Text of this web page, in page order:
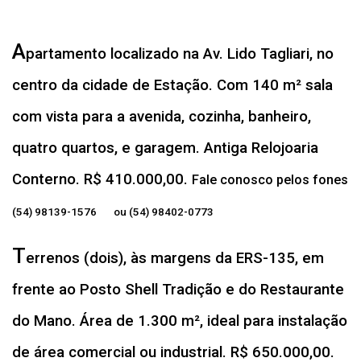
Apartamento localizado na Av. Lido Tagliari, no
centro da cidade de Estação. Com 140 m² sala
com vista para a avenida, cozinha, banheiro,
quatro quartos, e garagem. Antiga Relojoaria
Conterno. R$ 410.000,00. Fale conosco pelos fones
(54) 98139-1576 ou (54) 98402-0773
Terrenos (dois), às margens da ERS-135, em
frente ao Posto Shell Tradição e do Restaurante
do Mano. Área de 1.300 m², ideal para instalação
de área comercial ou industrial. R$ 650.000,00.